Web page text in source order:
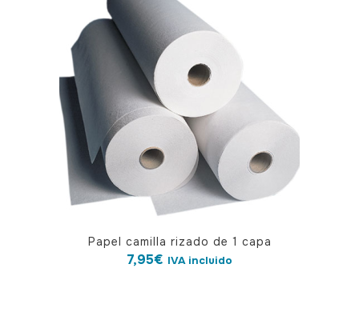
Papel camilla rizado de 1 capa
7,95€ IVA incluido